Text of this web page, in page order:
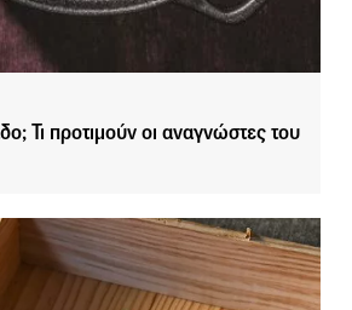
Τι προτιμούν οι αναγνώστες του